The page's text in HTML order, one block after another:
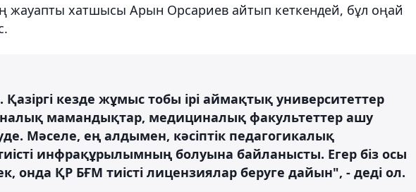
жауапты хатшысы Арын Орсариев айтып кеткендей, бұл оңай
кезде жұмыс тобы ірі аймақтық университеттер
мамандықтар, медициналық факультеттер ашу
Мәселе, ең алдымен, кәсіптік педагогикалық
инфрақұрылымның болуына байланысты. Егер біз осы
онда ҚР БҒМ тиісті лицензиялар беруге дайын", - деді ол.